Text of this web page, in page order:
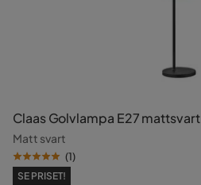
Claas Golvlampa E27 mattsvart
Matt svart
(1)
SE PRISET!